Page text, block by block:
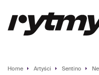
Home Artyści Sentino